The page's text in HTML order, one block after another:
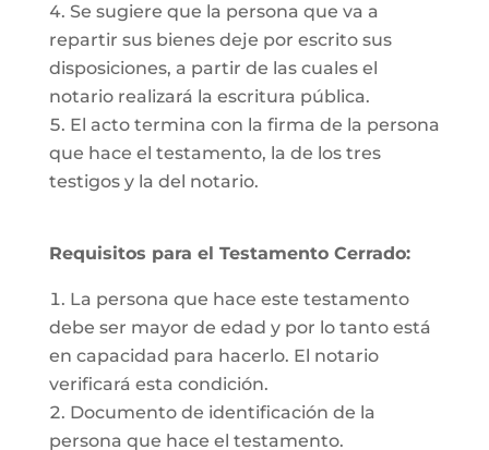
Se sugiere que la persona que va a
repartir sus bienes deje por escrito sus
disposiciones, a partir de las cuales el
notario realizará la escritura pública.
El acto termina con la firma de la persona
que hace el testamento, la de los tres
testigos y la del notario.
Requisitos para el Testamento Cerrado:
La persona que hace este testamento
debe ser mayor de edad y por lo tanto está
en capacidad para hacerlo. El notario
verificará esta condición.
Documento de identificación de la
persona que hace el testamento.